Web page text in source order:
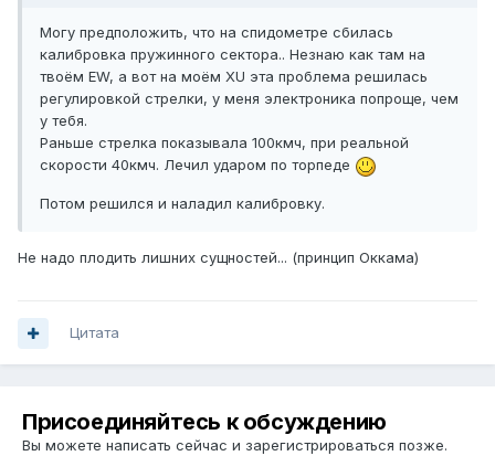
Могу предположить, что на спидометре сбилась
калибровка пружинного сектора.. Незнаю как там на
твоём EW, а вот на моём XU эта проблема решилась
регулировкой стрелки, у меня электроника попроще, чем
у тебя.
Раньше стрелка показывала 100кмч, при реальной
скорости 40кмч. Лечил ударом по торпеде
Потом решился и наладил калибровку.
Не надо плодить лишних сущностей... (принцип Оккама)
Цитата
Присоединяйтесь к обсуждению
Вы можете написать сейчас и зарегистрироваться позже.